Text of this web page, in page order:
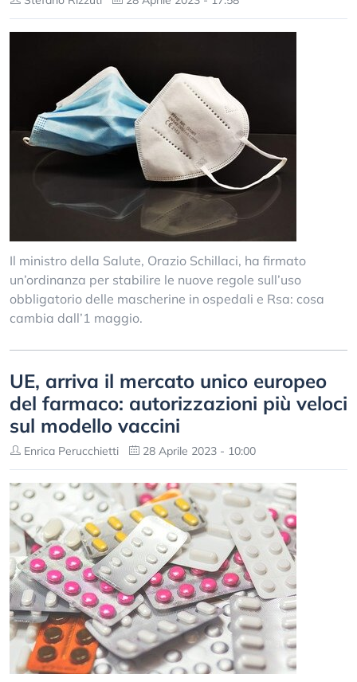
Il ministro della Salute, Orazio Schillaci, ha firmato
un’ordinanza per stabilire le nuove regole sull’uso
obbligatorio delle mascherine in ospedali e Rsa: cosa
cambia dall’1 maggio.
UE, arriva il mercato unico europeo
del farmaco: autorizzazioni più veloci
sul modello vaccini
Enrica Perucchietti 28 Aprile 2023 - 10:00